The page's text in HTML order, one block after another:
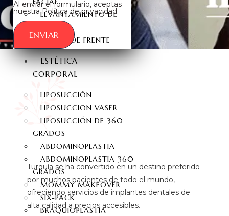
LEVANTAMIENTO DE
LIFTING DE FRENTE
ESTÉTICA
CORPORAL
LIPOSUCCIÓN
LIPOSUCCION VASER
LIPOSUCCIÓN DE 360
GRADOS
ABDOMINOPLASTIA
ABDOMINOPLASTIA 360
GRADOS
MOMMY MAKEOVER
SIX-PACK
BRAQUIOPLASTIA
Al enviar el formulario, aceptas
nuestra Política de privacidad.
ENVIAR
Turquía se ha convertido en un destino preferido
por muchos pacientes de todo el mundo,
ofreciendo servicios de implantes dentales de
alta calidad a precios accesibles.